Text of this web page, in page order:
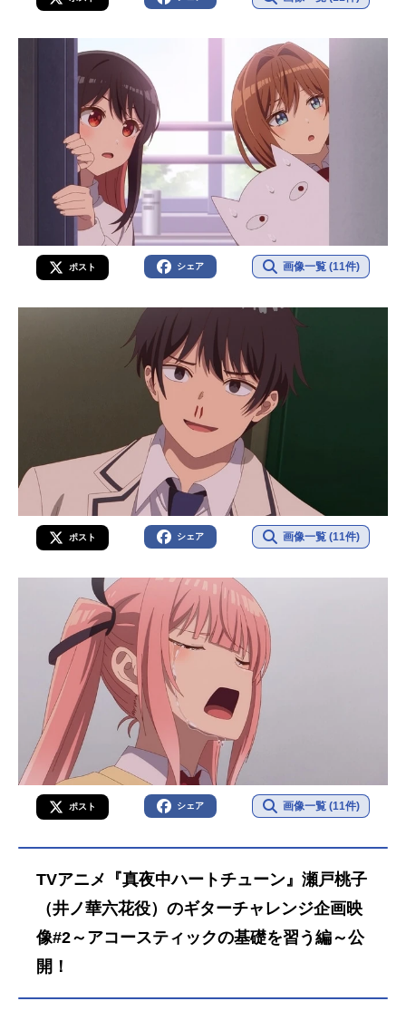
ポスト シェア 画像一覧 (11件)
ポスト シェア 画像一覧 (11件)
ポスト シェア 画像一覧 (11件)
TVアニメ『真夜中ハートチューン』瀬戸桃子
（井ノ華六花役）のギターチャレンジ企画映
像#2～アコースティックの基礎を習う編～公
開！